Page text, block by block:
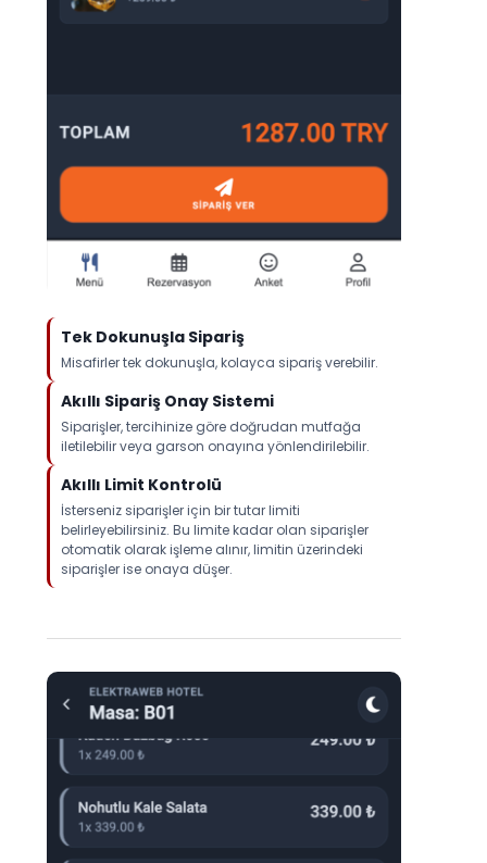
Tek Dokunuşla Sipariş
Misafirler tek dokunuşla, kolayca sipariş verebilir.
Akıllı Sipariş Onay Sistemi
Siparişler, tercihinize göre doğrudan mutfağa
iletilebilir veya garson onayına yönlendirilebilir.
Akıllı Limit Kontrolü
İsterseniz siparişler için bir tutar limiti
belirleyebilirsiniz. Bu limite kadar olan siparişler
otomatik olarak işleme alınır, limitin üzerindeki
siparişler ise onaya düşer.